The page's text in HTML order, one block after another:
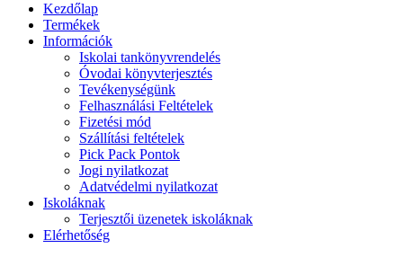
Kezdőlap
Termékek
Információk
Iskolai tankönyvrendelés
Óvodai könyvterjesztés
Tevékenységünk
Felhasználási Feltételek
Fizetési mód
Szállítási feltételek
Pick Pack Pontok
Jogi nyilatkozat
Adatvédelmi nyilatkozat
Iskoláknak
Terjesztői üzenetek iskoláknak
Elérhetőség